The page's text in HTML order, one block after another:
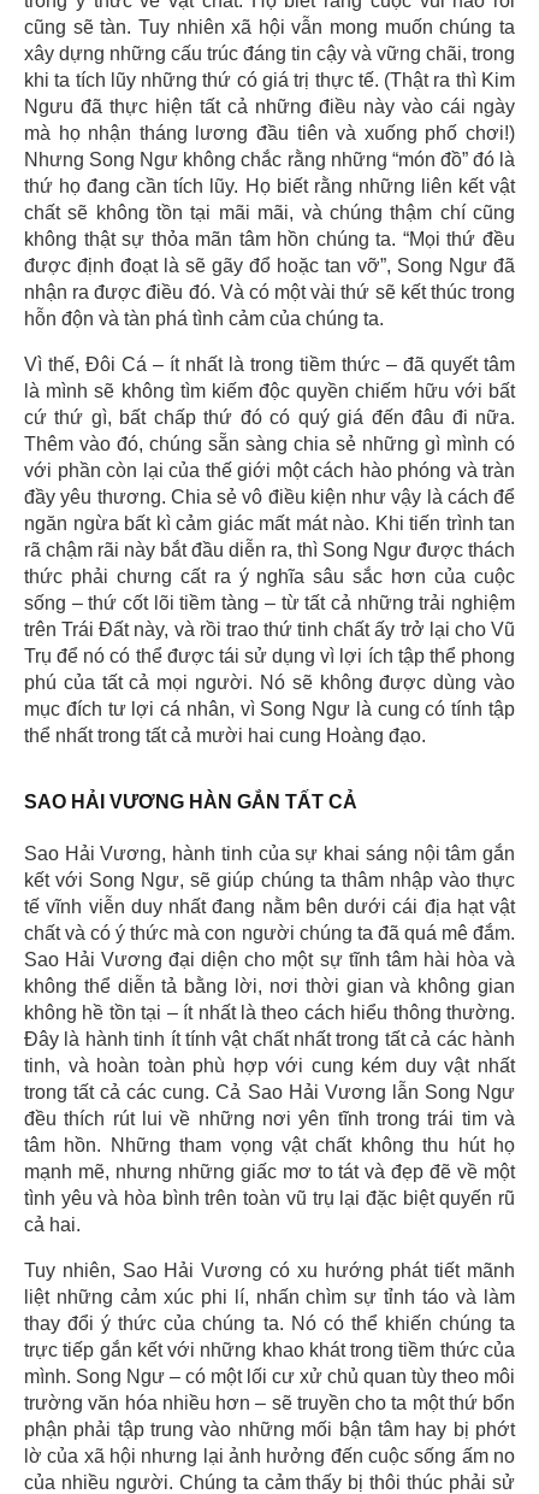
cũng sẽ tàn. Tuy nhiên xã hội vẫn mong muốn chúng ta
xây dựng những cấu trúc đáng tin cậy và vững chãi, trong
khi ta tích lũy những thứ có giá trị thực tế. (Thật ra thì Kim
Ngưu đã thực hiện tất cả những điều này vào cái ngày
mà họ nhận tháng lương đầu tiên và xuống phố chơi!)
Nhưng Song Ngư không chắc rằng những “món đồ” đó là
thứ họ đang cần tích lũy. Họ biết rằng những liên kết vật
chất sẽ không tồn tại mãi mãi, và chúng thậm chí cũng
không thật sự thỏa mãn tâm hồn chúng ta. “Mọi thứ đều
được định đoạt là sẽ gãy đổ hoặc tan vỡ”, Song Ngư đã
nhận ra được điều đó. Và có một vài thứ sẽ kết thúc trong
hỗn độn và tàn phá tình cảm của chúng ta.
Vì thế, Đôi Cá – ít nhất là trong tiềm thức – đã quyết tâm
là mình sẽ không tìm kiếm độc quyền chiếm hữu với bất
cứ thứ gì, bất chấp thứ đó có quý giá đến đâu đi nữa.
Thêm vào đó, chúng sẵn sàng chia sẻ những gì mình có
với phần còn lại của thế giới một cách hào phóng và tràn
đầy yêu thương. Chia sẻ vô điều kiện như vậy là cách để
ngăn ngừa bất kì cảm giác mất mát nào. Khi tiến trình tan
rã chậm rãi này bắt đầu diễn ra, thì Song Ngư được thách
thức phải chưng cất ra ý nghĩa sâu sắc hơn của cuộc
sống – thứ cốt lõi tiềm tàng – từ tất cả những trải nghiệm
trên Trái Đất này, và rồi trao thứ tinh chất ấy trở lại cho Vũ
Trụ để nó có thể được tái sử dụng vì lợi ích tập thể phong
phú của tất cả mọi người. Nó sẽ không được dùng vào
mục đích tư lợi cá nhân, vì Song Ngư là cung có tính tập
thể nhất trong tất cả mười hai cung Hoàng đạo.
SAO HẢI VƯƠNG HÀN GẮN TẤT CẢ
Sao Hải Vương, hành tinh của sự khai sáng nội tâm gắn
kết với Song Ngư, sẽ giúp chúng ta thâm nhập vào thực
tế vĩnh viễn duy nhất đang nằm bên dưới cái địa hạt vật
chất và có ý thức mà con người chúng ta đã quá mê đắm.
Sao Hải Vương đại diện cho một sự tĩnh tâm hài hòa và
không thể diễn tả bằng lời, nơi thời gian và không gian
không hề tồn tại – ít nhất là theo cách hiểu thông thường.
Đây là hành tinh ít tính vật chất nhất trong tất cả các hành
tinh, và hoàn toàn phù hợp với cung kém duy vật nhất
trong tất cả các cung. Cả Sao Hải Vương lẫn Song Ngư
đều thích rút lui về những nơi yên tĩnh trong trái tim và
tâm hồn. Những tham vọng vật chất không thu hút họ
mạnh mẽ, nhưng những giấc mơ to tát và đẹp đẽ về một
tình yêu và hòa bình trên toàn vũ trụ lại đặc biệt quyến rũ
cả hai.
Tuy nhiên, Sao Hải Vương có xu hướng phát tiết mãnh
liệt những cảm xúc phi lí, nhấn chìm sự tỉnh táo và làm
thay đổi ý thức của chúng ta. Nó có thể khiến chúng ta
trực tiếp gắn kết với những khao khát trong tiềm thức của
mình. Song Ngư – có một lối cư xử chủ quan tùy theo môi
trường văn hóa nhiều hơn – sẽ truyền cho ta một thứ bổn
phận phải tập trung vào những mối bận tâm hay bị phớt
lờ của xã hội nhưng lại ảnh hưởng đến cuộc sống ấm no
của nhiều người. Chúng ta cảm thấy bị thôi thúc phải sử